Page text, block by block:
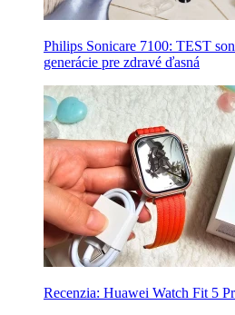
Philips Sonicare 7100: TEST
generácie pre zdravé ďasná
Recenzia: Huawei Watch Fit 5